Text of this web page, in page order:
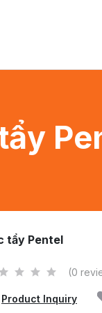
tẩy Pentel
(0
Product Inquiry